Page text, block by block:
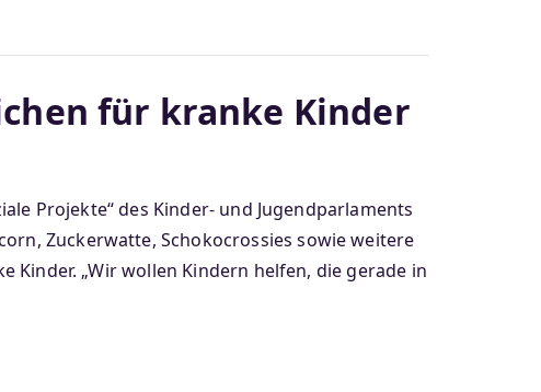
für kranke Kinder
Projekte“ des Kinder- und Jugendparlaments
Zuckerwatte, Schokocrossies sowie weitere
Kinder. „Wir wollen Kindern helfen, die gerade in